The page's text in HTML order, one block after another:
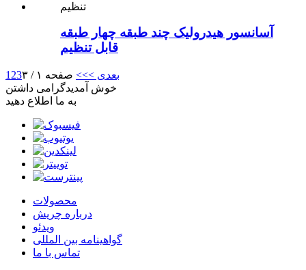
آسانسور هیدرولیک چند طبقه چهار طبقه
قابل تنظیم
1 23 بعدی >>> صفحه ۱ / ۳
خوش آمدیدگرامی داشتن
به ما اطلاع دهید
محصولات
درباره چریش
ویدئو
گواهینامه بین المللی
تماس با ما